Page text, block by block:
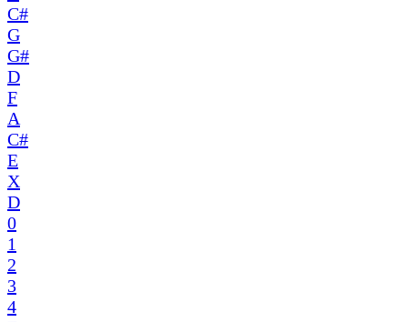
C#
G
G#
D
F
A
C#
E
X
D
0
1
2
3
4